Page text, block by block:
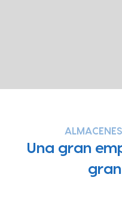
Una gran